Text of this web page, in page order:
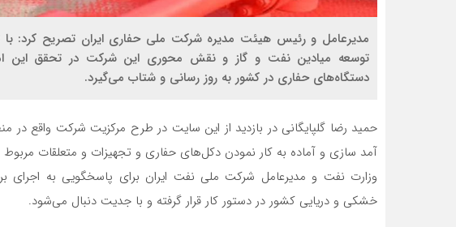
مدیرعامل و رئیس هیئت مدیره شرکت ملی حفاری ایران تصریح کرد:
توسعه میادین نفت و گاز و نقش محوری این شرکت در تحقق این
دستگاه‌های حفاری در کشور به روز رسانی و شتاب می‌گیرد.
حمید رضا گلپایگانی در بازدید از این سایت در طرح مرکزیت شرکت واقع در
آمد سازی و آماده به کار نمودن دکل‌های حفاری و تجهیزات و متعلقات
وزارت نفت و مدیرعامل شرکت ملی نفت ایران برای پاسخگویی به اجرای
خشکی و دریایی کشور در دستور کار قرار گرفته و با جدیت دنبال می‌شود.